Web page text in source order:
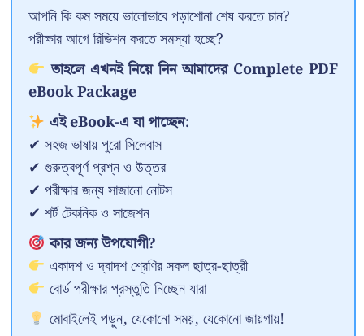
আপনি কি কম সময়ে ভালোভাবে পড়াশোনা শেষ করতে চান?
পরীক্ষার আগে রিভিশন করতে সমস্যা হচ্ছে?
তাহলে এখনই নিয়ে নিন আমাদের Complete PDF
eBook Package
এই eBook-এ যা পাচ্ছেন:
✔ সহজ ভাষায় পুরো সিলেবাস
✔ গুরুত্বপূর্ণ প্রশ্ন ও উত্তর
✔ পরীক্ষার জন্য সাজানো নোটস
✔ শর্ট টেকনিক ও সাজেশন
কার জন্য উপযোগী?
একাদশ ও দ্বাদশ শ্রেণির সকল ছাত্র-ছাত্রী
বোর্ড পরীক্ষার প্রস্তুতি নিচ্ছেন যারা
মোবাইলেই পড়ুন, যেকোনো সময়, যেকোনো জায়গায়!